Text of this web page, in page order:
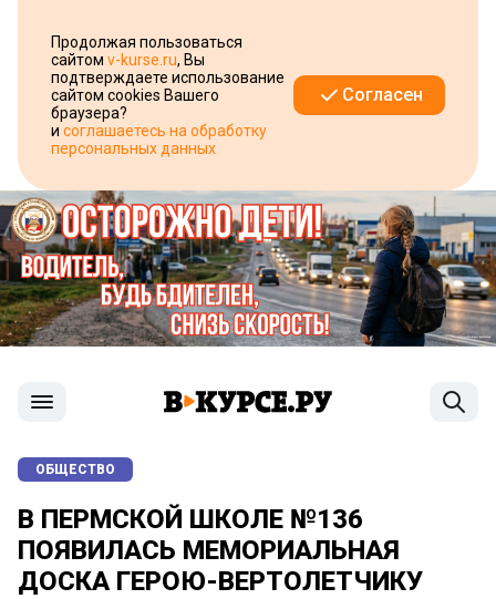
Продолжая пользоваться
сайтом v-kurse.ru, Вы
подтверждаете использование
сайтом cookies Вашего
браузера?
и соглашаетесь на обработку
персональных данных
Согласен
ОБЩЕСТВО
В ПЕРМСКОЙ ШКОЛЕ №136
ПОЯВИЛАСЬ МЕМОРИАЛЬНАЯ
ДОСКА ГЕРОЮ-ВЕРТОЛЕТЧИКУ